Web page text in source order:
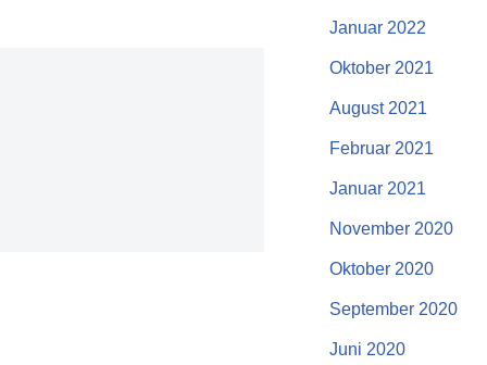
Januar 2022
Oktober 2021
August 2021
Februar 2021
Januar 2021
November 2020
Oktober 2020
September 2020
Juni 2020